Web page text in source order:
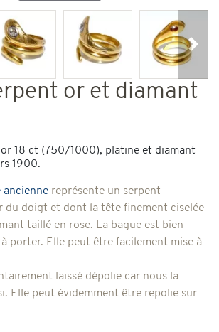
or et diamant
or 18 ct (750/1000), platine et diamant
1900.
ancienne représente un serpent
du doigt et dont la tête finement ciselée
taillé en rose. La bague est bien
porter. Elle peut être facilement mise à
laissé dépolie car nous la
Elle peut évidemment être repolie sur